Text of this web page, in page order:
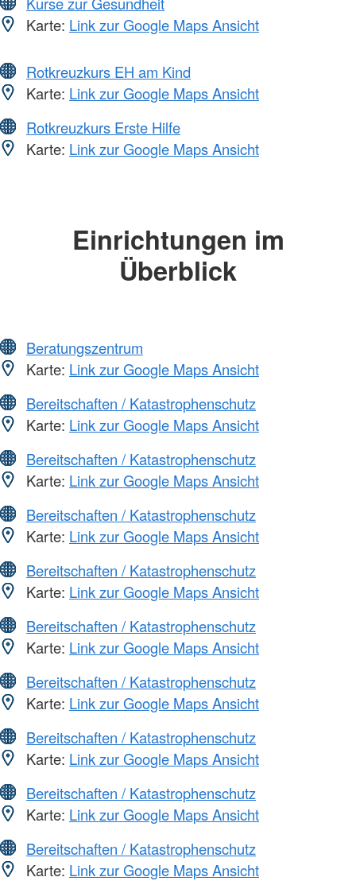
Karte: Link zur Google Maps Ansicht
Rotkreuzkurs EH am Kind
Karte: Link zur Google Maps Ansicht
Rotkreuzkurs Erste Hilfe
Karte: Link zur Google Maps Ansicht
Einrichtungen im
Überblick
Beratungszentrum
Karte: Link zur Google Maps Ansicht
Bereitschaften / Katastrophenschutz
Karte: Link zur Google Maps Ansicht
Bereitschaften / Katastrophenschutz
Karte: Link zur Google Maps Ansicht
Bereitschaften / Katastrophenschutz
Karte: Link zur Google Maps Ansicht
Bereitschaften / Katastrophenschutz
Karte: Link zur Google Maps Ansicht
Bereitschaften / Katastrophenschutz
Karte: Link zur Google Maps Ansicht
Bereitschaften / Katastrophenschutz
Karte: Link zur Google Maps Ansicht
Bereitschaften / Katastrophenschutz
Karte: Link zur Google Maps Ansicht
Bereitschaften / Katastrophenschutz
Karte: Link zur Google Maps Ansicht
Bereitschaften / Katastrophenschutz
Karte: Link zur Google Maps Ansicht